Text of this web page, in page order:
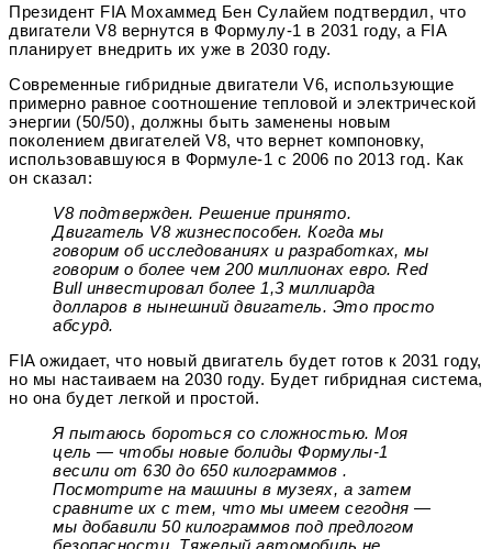
Президент FIA Мохаммед Бен Сулайем подтвердил, что
двигатели V8 вернутся в Формулу-1 в 2031 году, а FIA
планирует внедрить их уже в 2030 году.
Современные гибридные двигатели V6, использующие
примерно равное соотношение тепловой и электрической
энергии (50/50), должны быть заменены новым
поколением двигателей V8, что вернет компоновку,
использовавшуюся в Формуле-1 с 2006 по 2013 год. Как
он сказал:
V8 подтвержден. Решение принято.
Двигатель V8 жизнеспособен. Когда мы
говорим об исследованиях и разработках, мы
говорим о более чем 200 миллионах евро. Red
Bull инвестировал более 1,3 миллиарда
долларов в нынешний двигатель. Это просто
абсурд.
FIA ожидает, что новый двигатель будет готов к 2031 году,
но мы настаиваем на 2030 году. Будет гибридная система,
но она будет легкой и простой.
Я пытаюсь бороться со сложностью. Моя
цель — чтобы новые болиды Формулы-1
весили от 630 до 650 килограммов .
Посмотрите на машины в музеях, а затем
сравните их с тем, что мы имеем сегодня —
мы добавили 50 килограммов под предлогом
безопасности. Тяжелый автомобиль не